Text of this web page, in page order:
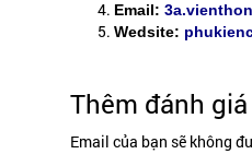
Email:
Wedsite:
Thêm đánh giá
Email của bạn sẽ không